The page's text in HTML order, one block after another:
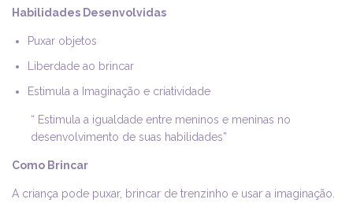
Habilidades Desenvolvidas
Puxar objetos
Liberdade ao brincar
Estimula a Imaginação e criatividade
“ Estimula a igualdade entre meninos e meninas no
desenvolvimento de suas habilidades”
Como Brincar
A criança pode puxar, brincar de trenzinho e usar a imaginação.